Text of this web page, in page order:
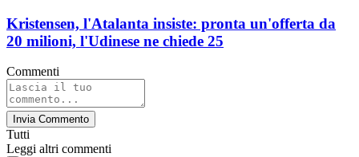
Kristensen, l'Atalanta insiste: pronta un'offerta da
20 milioni, l'Udinese ne chiede 25
Commenti
Invia Commento
Tutti
Leggi altri commenti